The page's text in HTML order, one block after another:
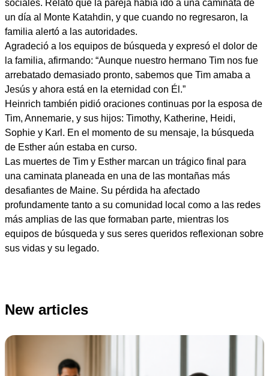
sociales. Relató que la pareja había ido a una caminata de
un día al Monte Katahdin, y que cuando no regresaron, la
familia alertó a las autoridades.
Agradeció a los equipos de búsqueda y expresó el dolor de
la familia, afirmando: “Aunque nuestro hermano Tim nos fue
arrebatado demasiado pronto, sabemos que Tim amaba a
Jesús y ahora está en la eternidad con Él.”
Heinrich también pidió oraciones continuas por la esposa de
Tim, Annemarie, y sus hijos: Timothy, Katherine, Heidi,
Sophie y Karl. En el momento de su mensaje, la búsqueda
de Esther aún estaba en curso.
Las muertes de Tim y Esther marcan un trágico final para
una caminata planeada en una de las montañas más
desafiantes de Maine. Su pérdida ha afectado
profundamente tanto a su comunidad local como a las redes
más amplias de las que formaban parte, mientras los
equipos de búsqueda y sus seres queridos reflexionan sobre
sus vidas y su legado.
New articles